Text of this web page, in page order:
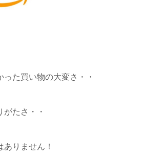
た買い物の大変さ・・
がたさ・・
りません！